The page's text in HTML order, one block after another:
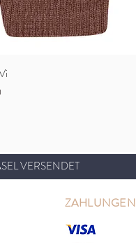
VERSENDET
ZAHLUNGEN